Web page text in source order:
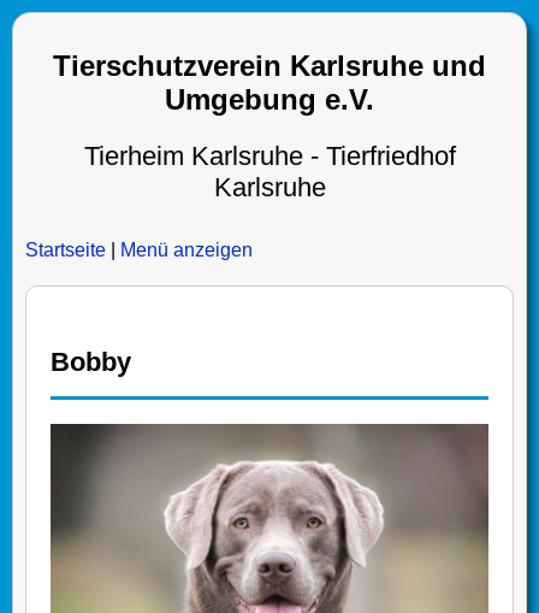
Tierschutzverein Karlsruhe und
Umgebung e.V.
Tierheim Karlsruhe - Tierfriedhof
Karlsruhe
Startseite Menü anzeigen
Bobby